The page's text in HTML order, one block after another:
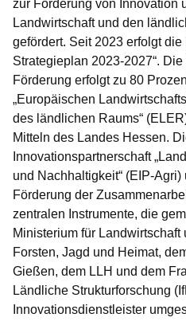
zur Förderung von Innovation
Landwirtschaft und den
gefördert. Seit 2023 erfolgt
Strategieplan 2023-2027“.
Förderung erfolgt zu 80
„Europäischen
des ländlichen Raums“
Mitteln des Landes Hessen.
Innovationspartnerschaft
und Nachhaltigkeit“ (EIP-
Förderung der
zentralen Instrumente, die
Ministerium für
Forsten, Jagd und Heimat,
Gießen, dem LLH und dem
Ländliche Strukturforschung
Innovationsdienstleister